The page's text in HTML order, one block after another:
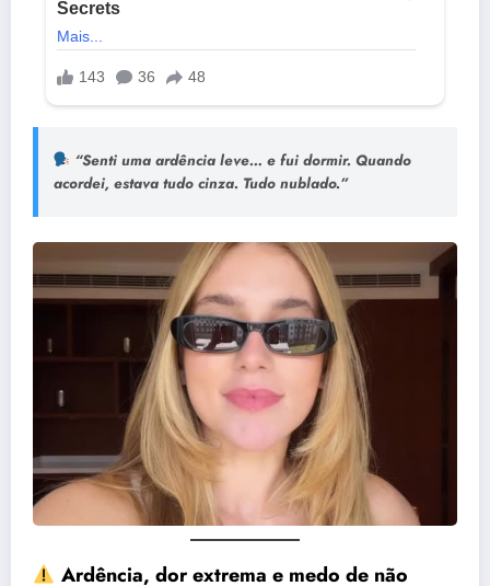
“Senti uma ardência leve… e fui dormir. Quando
acordei, estava tudo cinza. Tudo nublado.”
Ardência, dor extrema e medo de não